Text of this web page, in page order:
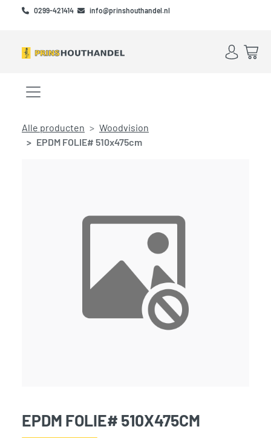
Skip to main content
Skip to footer
0299-421414 info@prinshouthandel.nl
Account
Menu openen/sluiten
Alle producten
Woodvision
EPDM FOLIE# 510x475cm
EPDM FOLIE# 510X475CM